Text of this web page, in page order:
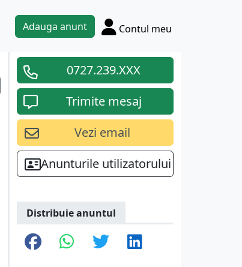
Adauga anunt Contul meu
0727.239.XXX
Trimite mesaj
Vezi email
Anunturile utilizatorului
Distribuie anuntul